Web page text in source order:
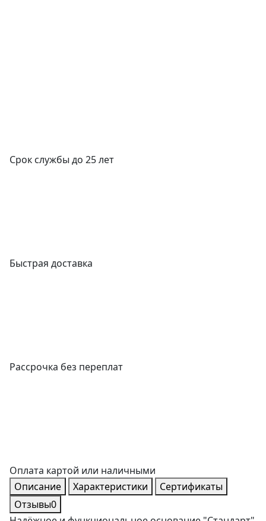
Срок службы до 25 лет
Быстрая доставка
Рассрочка без переплат
Оплата картой или наличными
Описание
Характеристики
Сертификаты
Отзывы0